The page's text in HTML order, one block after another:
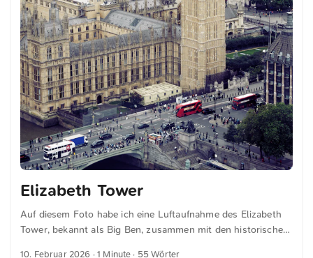
Elizabeth Tower
Auf diesem Foto habe ich eine Luftaufnahme des Elizabeth
Tower, bekannt als Big Ben, zusammen mit den historischen
10. Februar 2026 · 1 Minute · 55 Wörter